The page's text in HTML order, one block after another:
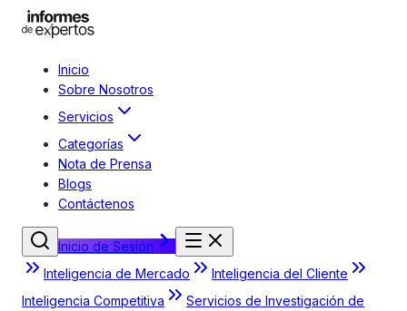
Inicio
Sobre Nosotros
Servicios
Categorías
Nota de Prensa
Blogs
Contáctenos
Inicio de Sesión
Inteligencia de Mercado
Inteligencia del Cliente
Inteligencia Competitiva
Servicios de Investigación de